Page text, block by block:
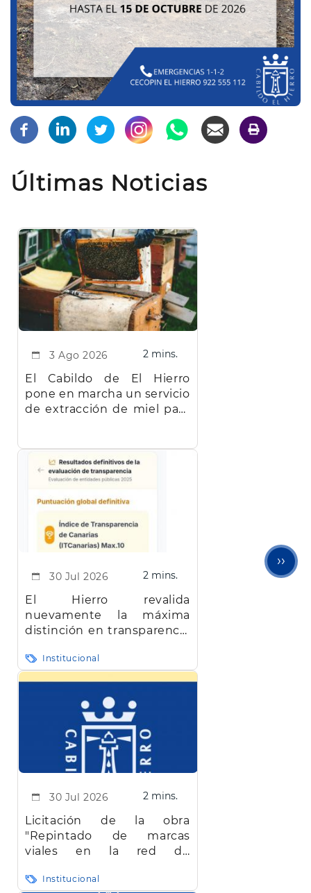
Últimas Noticias
3 Ago 2026 2 mins.
El Cabildo de El Hierro
pone en marcha un servicio
de extracción de miel para
30 Jul 2026 2 mins.
El Hierro revalida
nuevamente la máxima
distinción en transparencia
Institucional
30 Jul 2026 2 mins.
Licitación de la obra
"Repintado de marcas
viales en la red de
Hierro"
Institucional
››